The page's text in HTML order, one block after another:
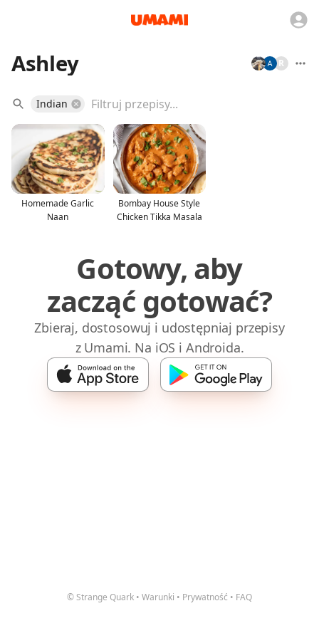
Ashley R
Indian
Homemade Garlic
Naan
Bombay House Style
Chicken Tikka Masala
Gotowy, aby
zacząć gotować?
Zbieraj, dostosowuj i udostępniaj przepisy
z Umami. Na iOS i Androida.
© Strange Quark • Warunki • Prywatność • FAQ